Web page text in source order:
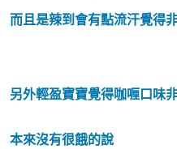
而且是辣到會有點流汗覺得
另外輕盈寶寶覺得咖喱口味
本來沒有很餓的說